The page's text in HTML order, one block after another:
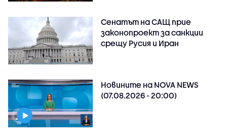
Сенатът на САЩ прие
законопроект за санкции
срещу Русия и Иран
Новините на NOVA NEWS
(07.08.2026 - 20:00)